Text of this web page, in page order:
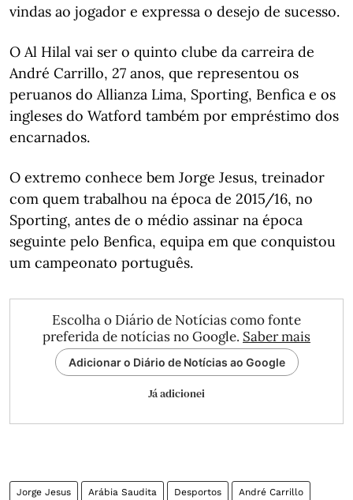
vindas ao jogador e expressa o desejo de sucesso.
O Al Hilal vai ser o quinto clube da carreira de
André Carrillo, 27 anos, que representou os
peruanos do Allianza Lima, Sporting, Benfica e os
ingleses do Watford também por empréstimo dos
encarnados.
O extremo conhece bem Jorge Jesus, treinador
com quem trabalhou na época de 2015/16, no
Sporting, antes de o médio assinar na época
seguinte pelo Benfica, equipa em que conquistou
um campeonato português.
Escolha o Diário de Notícias como fonte
preferida de notícias no Google. Saber mais
Adicionar o Diário de Notícias ao Google
Já adicionei
Jorge Jesus Arábia Saudita Desportos André Carrillo